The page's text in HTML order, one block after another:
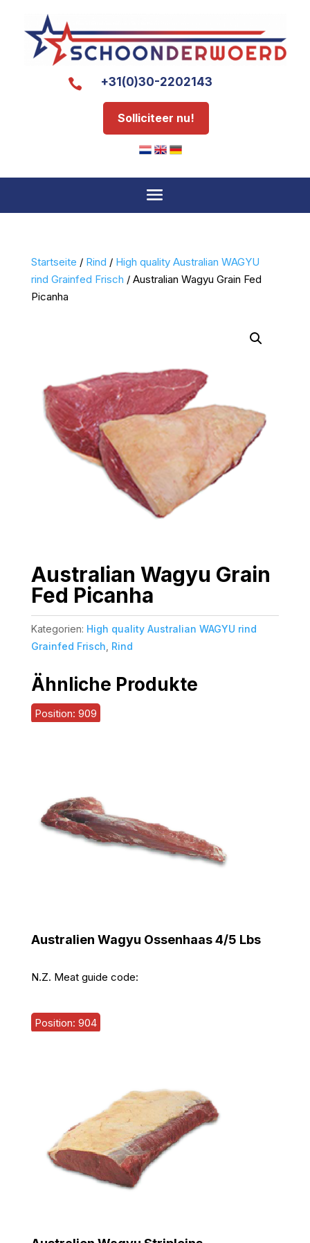
 +31(0)30-2202143
Solliciteer nu!
Startseite / Rind / High quality Australian WAGYU
rind Grainfed Frisch / Australian Wagyu Grain Fed
Picanha
Australian Wagyu Grain
Fed Picanha
Kategorien: High quality Australian WAGYU rind
Grainfed Frisch Rind
Ähnliche Produkte
Position: 909
Australien Wagyu Ossenhaas 4/5 Lbs
N.Z. Meat guide code:
Position: 904